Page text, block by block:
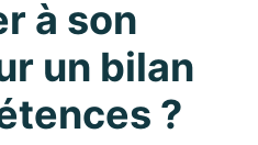
à son
un bilan
?